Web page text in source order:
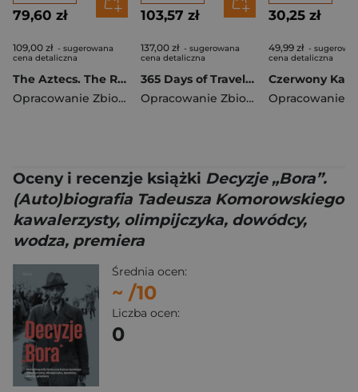
79,60 zł
109,00 zł - sugerowana
cena detaliczna
The Aztecs. The Rise and Fall of a Mighty Empire
Opracowanie Zbiorowe
103,57 zł
137,00 zł - sugerowana
cena detaliczna
365 Days of Travel. Lonely Planet
Opracowanie Zbiorowe
30,25 zł
49,99 zł -
cena detaliczna
Oceny i recenzje książki Decyzje „Bora”.
(Auto)biografia Tadeusza Komorowskiego
kawalerzysty, olimpijczyka, dowódcy,
wodza, premiera
Średnia ocen:
~ /10
Liczba ocen:
0